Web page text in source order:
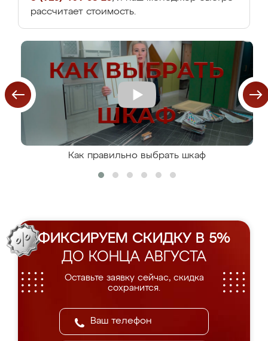
рассчитает стоимость.
Как правильно выбрать шкаф
ФИКСИРУЕМ СКИДКУ В 5%
ДО КОНЦА АВГУСТА
Оставьте заявку сейчас, скидка
сохранится.